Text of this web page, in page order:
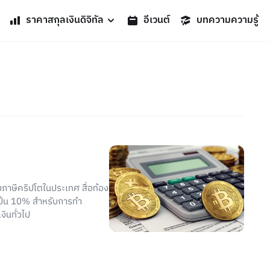
ราคาสกุลเงินดิจิทัล อีเวนต์ บทความความรู้
าษีคริปโตในประเทศ สื่อท้อง
10% สำหรับการทำ
นทั่วไป